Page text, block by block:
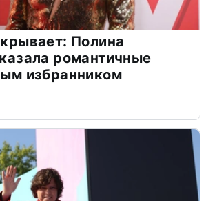
Полина
романтичные
избранником